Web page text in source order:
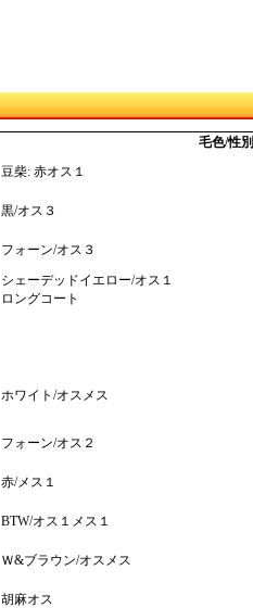
毛色/性別
豆柴: 赤オス１
黒/オス３
フォーン/オス３
シェーデッドイエロー/オス１
ロングコート
ホワイト/オスメス
フォーン/オス２
赤/メス１
BTW/オス１メス１
Ｗ&ブラウン/オスメス
胡麻オス